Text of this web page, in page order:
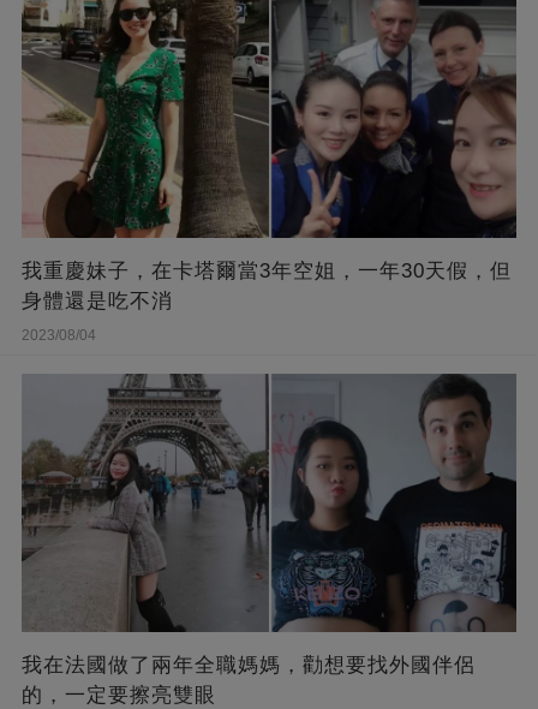
我重慶妹子，在卡塔爾當3年空姐，一年30天假，但
身體還是吃不消
2023/08/04
我在法國做了兩年全職媽媽，勸想要找外國伴侶
的，一定要擦亮雙眼